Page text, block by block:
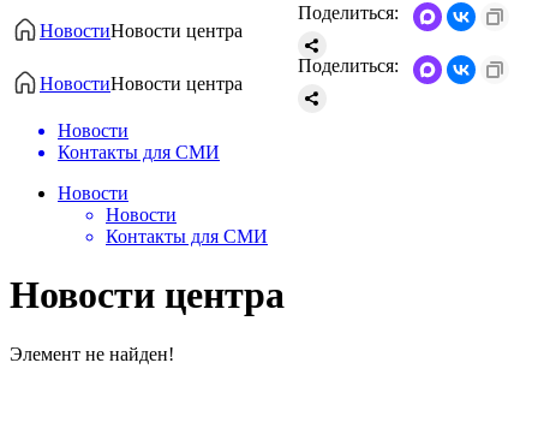
НовостиНовости центра
Поделиться:
НовостиНовости центра
Поделиться:
Новости
Контакты для СМИ
Новости
Новости
Контакты для СМИ
Новости центра
Элемент не найден!